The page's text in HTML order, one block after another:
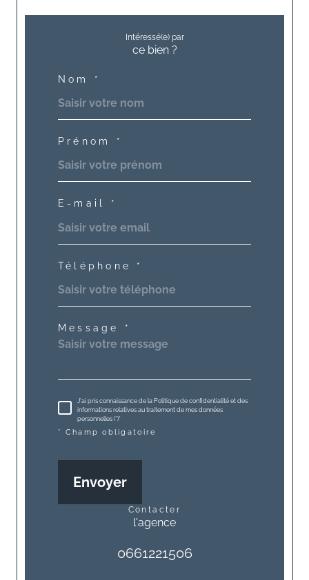
Intéressé(e) par
ce bien ?
Nom *
Prénom *
E-mail *
Téléphone *
Message *
J'ai pris connaissance de la Politique de confidentialité et des
informations relatives au traitement de mes données
personnelles (*)*
* Champ obligatoire
Envoyer
contacter
l'agence
0661221506